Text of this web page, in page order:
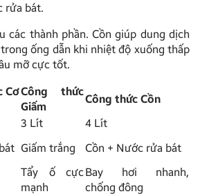
rửa bát.
các thành phần. Cồn giúp dung dịch
ống dẫn khi nhiệt độ xuống thấp
mỡ cực tốt.
CơCông thức
Giấm
Công thức Cồn
3 Lít
4 Lít
Giấm trắng Cồn + Nước rửa bát
Tẩy ố cực
mạnh
Bay hơi nhanh,
chống đông